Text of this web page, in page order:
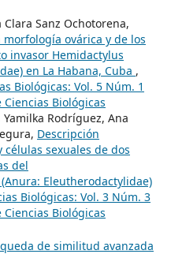
Clara Sanz Ochotorena,
ovárica y de los
invasor Hemidactylus
en La Habana, Cuba ,
Biológicas: Vol. 5 Núm. 1
Ciencias Biológicas
Rodríguez, Ana
Descripción
sexuales de dos
del
Eleutherodactylidae)
Biológicas: Vol. 3 Núm. 3
Ciencias Biológicas
de similitud avanzada